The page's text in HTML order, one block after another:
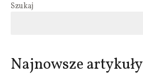
Szukaj
Najnowsze artykuły